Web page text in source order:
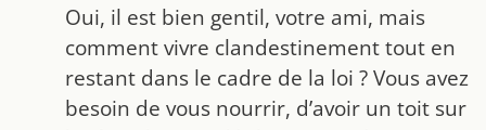
Oui, il est bien gentil, votre ami, mais
comment vivre clandestinement tout en
restant dans le cadre de la loi ? Vous avez
besoin de vous nourrir, d’avoir un toit sur